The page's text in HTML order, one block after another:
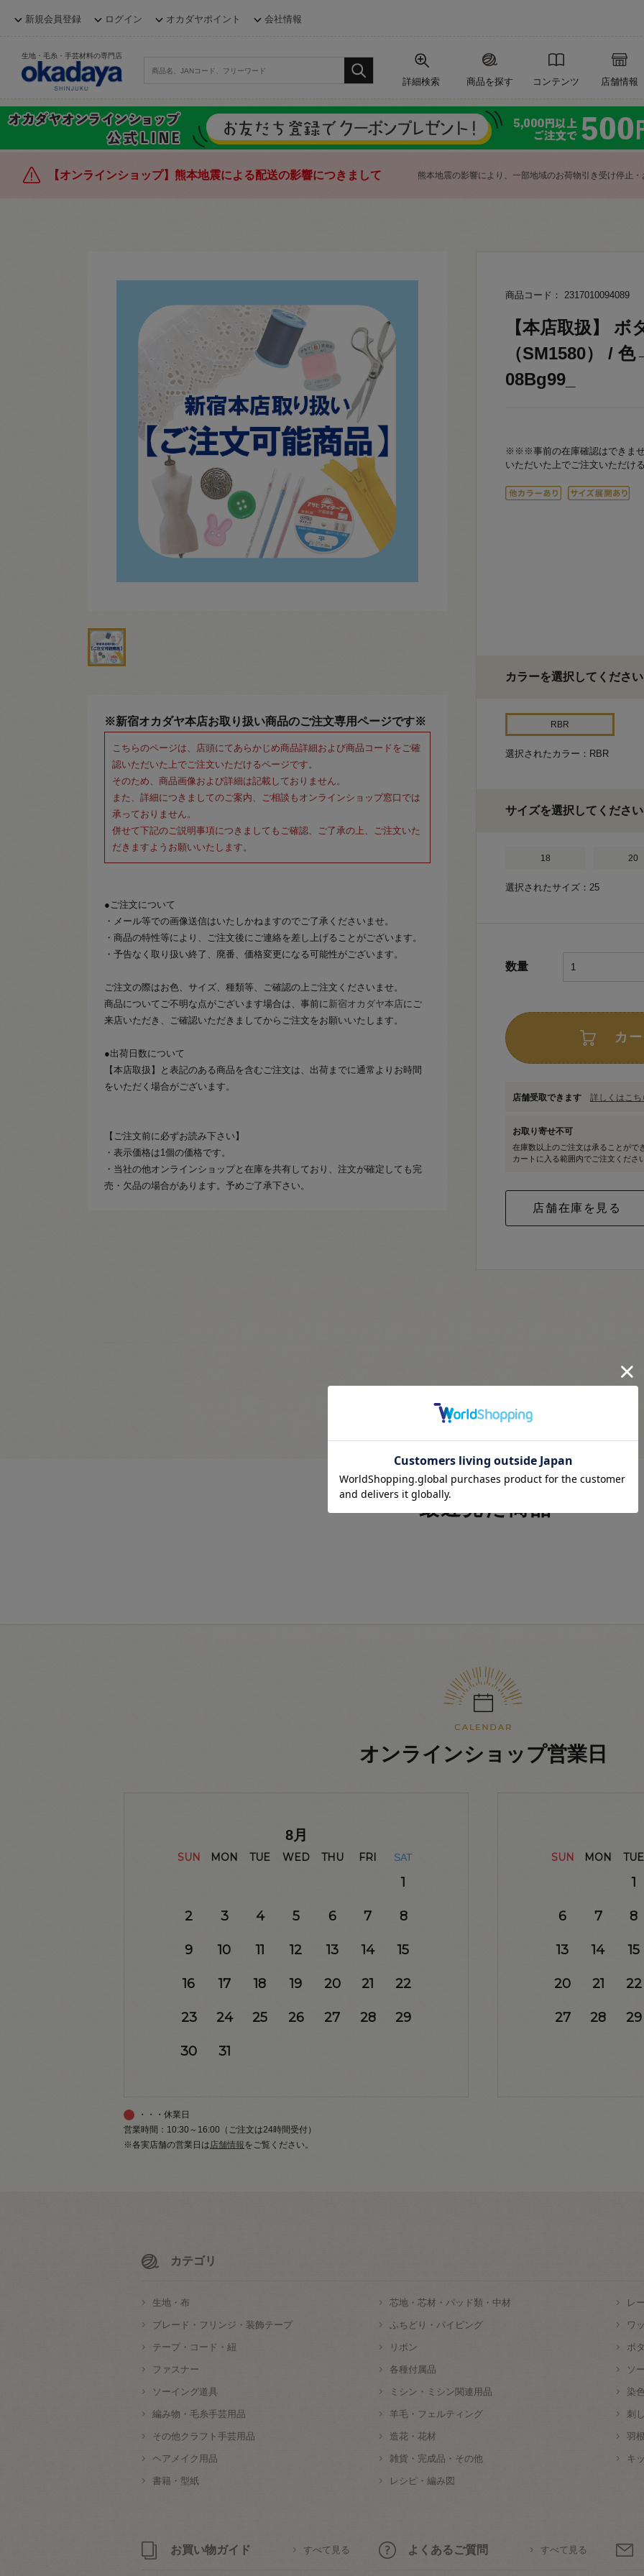
新規会員登録 ログイン オカダヤポイント 会社情報
生地・毛糸・手芸材料の専門店
詳細検索 商品を探す コンテンツ 店舗情報
【オンラインショップ】熊本地震による配送の影響につきまして 熊本地震の影響により、一部地域のお荷物引き受け停止
※新宿オカダヤ本店お取り扱い商品のご注文専用ページです※
こちらのページは、店頭にてあらかじめ商品詳細および商品コードをご確
認いただいた上でご注文いただけるページです。
そのため、商品画像および詳細は記載しておりません。
また、詳細につきましてのご案内、ご相談もオンラインショップ窓口では
承っておりません。
併せて下記のご説明事項につきましてもご確認、ご了承の上、ご注文いた
だきますようお願いいたします。
●ご注文について
・メール等での画像送信はいたしかねますのでご了承くださいませ。
・商品の特性等により、ご注文後にご連絡を差し上げることがございます。
・予告なく取り扱い終了、廃番、価格変更になる可能性がございます。
ご注文の際はお色、サイズ、種類等、ご確認の上ご注文くださいませ。
商品についてご不明な点がございます場合は、事前に 新宿オカダヤ本店にご
来店いただき、ご確認いただきましてからご注文をお願いいたします。
●出荷日数について
【本店取扱】と表記のある商品を含むご注文は、出荷までに通常よりお時間
をいただく場合がございます。
【ご注文前に必ずお読み下さい】
・表示価格は1個の価格です。
・当社の他オンラインショップと在庫を共有しており、注文が確定しても完
売・欠品の場合があります。予めご了承下さい。
商品コード： 2317010094089
【本店取扱】
（SM1580） /
08Bg99_
※※※事前の在庫確認はできま
いただいた上でご注文いただけ
カラーを選択してください
RBR
選択されたカラー：RBR
サイズを選択してください
18 20
選択されたサイズ：25
数量
カ
店舗受取できます 詳しくはこち
お取り寄せ不可
在庫数以上のご注文は承ることがで
カートに入る範囲内でご注文くださ
最近見た商品
オンラインショップ営業日
8月
SUN MON TUE WED THU FRI SAT
1
2 3 4 5 6 7 8
9 10 11 12 13 14 15
16 17 18 19 20 21 22
23 24 25 26 27 28 29
30 31
SUN MON TUE
1
6 7 8
13 14 15
20 21 22
27 28 29
・・・休業日
営業時間：10:30～16:00（ご注文は24時間受付）
※各実店舗の営業日は店舗情報をご覧ください。
カテゴリ
生地・布 芯地・芯材・パッド類・中材 レ
ブレード・フリンジ・装飾テープ ふちどり・パイピング ワ
テープ・コード・紐 リボン ボ
ファスナー 各種付属品 ソ
ソーイング道具 ミシン・ミシン関連用品 染
編み物・毛糸手芸用品 羊毛・フェルティング 刺
その他クラフト手芸用品 造花・花材 羽
ヘアメイク用品 雑貨・完成品・その他 キ
書籍・型紙 レシピ・編み図
お買い物ガイド すべて見る よくあるご質問 すべて見る